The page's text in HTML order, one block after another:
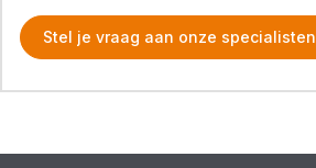
Stel je vraag aan onze specialisten